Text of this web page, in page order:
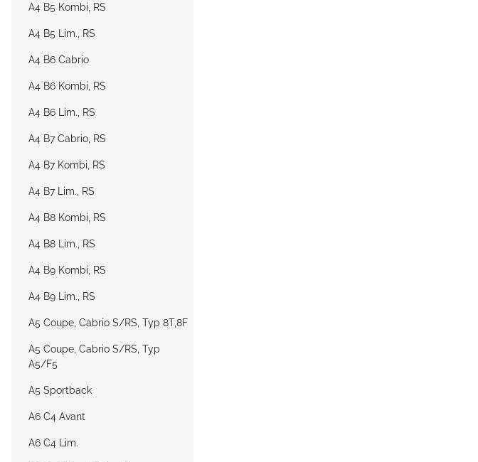
A4 B5 Kombi, RS
A4 B5 Lim., RS
A4 B6 Cabrio
A4 B6 Kombi, RS
A4 B6 Lim., RS
A4 B7 Cabrio, RS
A4 B7 Kombi, RS
A4 B7 Lim., RS
A4 B8 Kombi, RS
A4 B8 Lim., RS
A4 B9 Kombi, RS
A4 B9 Lim., RS
A5 Coupe, Cabrio S/RS, Typ 8T,8F
A5 Coupe, Cabrio S/RS, Typ
A5/F5
A5 Sportback
A6 C4 Avant
A6 C4 Lim.